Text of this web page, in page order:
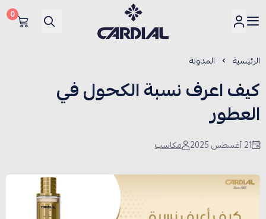
كارديــال
0
الرئيسية المدونة
كيف اعرف نسبة الكحول في
العطور
21 أغسطس 2025 مكاسب